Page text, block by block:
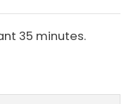
35 minutes.